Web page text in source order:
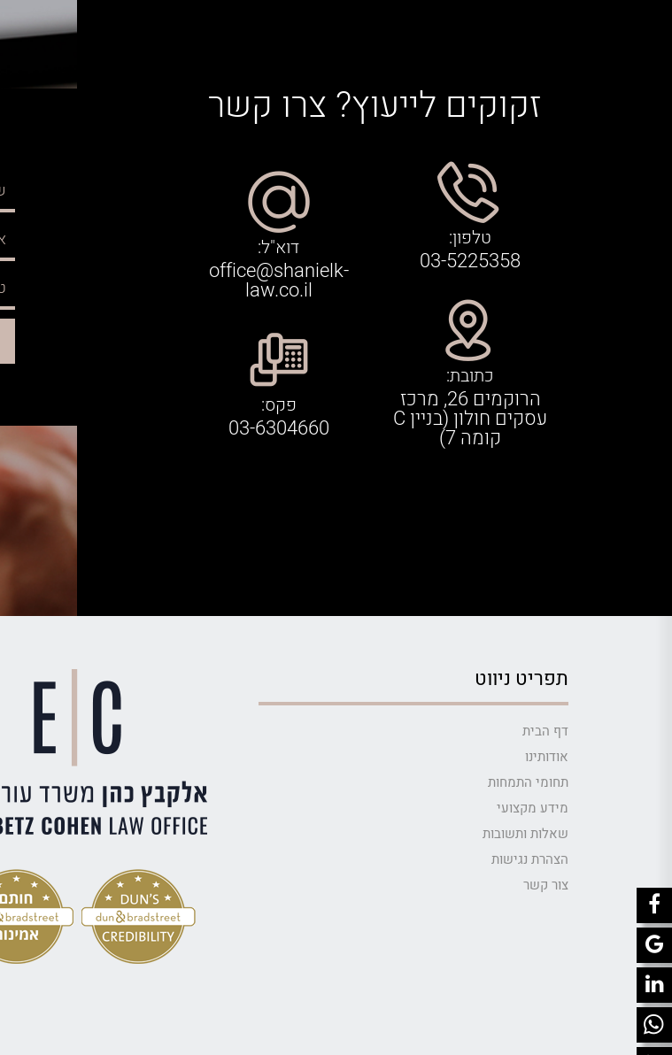
זקוקים לייעוץ? צרו קשר
טלפון:
03-5225358
כתובת:
הרוקמים 26, מרכז
עסקים חולון (בניין C
קומה 7)
דוא"ל:
office@shanielk-
law.co.il
פקס:
03-6304660
תפריט ניווט
דף הבית
אודותינו
תחומי התמחות
מידע מקצועי
שאלות ותשובות
הצהרת נגישות
צור קשר